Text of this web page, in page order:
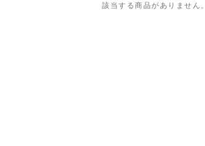
該当する商品がありません。